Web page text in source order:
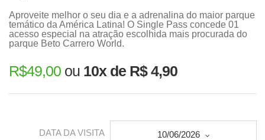
Aproveite melhor o seu dia e a adrenalina do maior parque
temático da América Latina! O Single Pass concede 01
acesso especial na atração escolhida mais procurada do
parque Beto Carrero World.
R$49,00 ou 10x de R$ 4,90
DATA DA VISITA 10/06/2026